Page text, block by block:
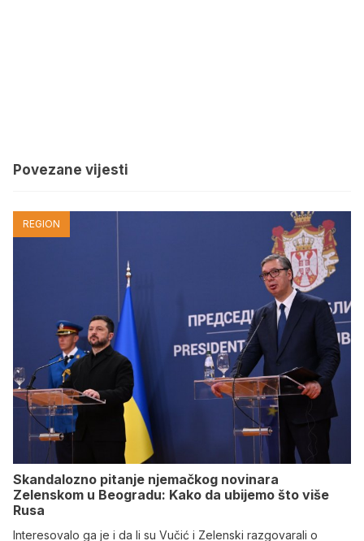
Povezane vijesti
REGION
Skandalozno pitanje njemačkog novinara
Zelenskom u Beogradu: Kako da ubijemo što više
Rusa
Interesovalo ga je i da li su Vučić i Zelenski razgovarali o